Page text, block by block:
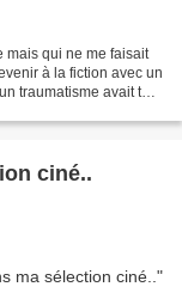
mais qui ne me faisait
à la fiction avec un
traumatisme avait tout
ciné..